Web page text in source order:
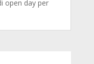
open day per